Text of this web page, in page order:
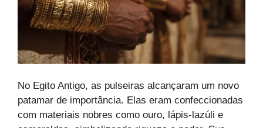
No Egito Antigo, as pulseiras alcançaram um novo
patamar de importância. Elas eram confeccionadas
com materiais nobres como ouro, lápis-lazúli e